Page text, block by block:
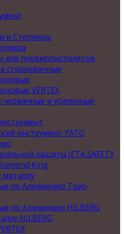
и Степлеры
для пневмопистолетов
страховочные
VERTEX
и усиленные
инструмент YATO
защиты JETA SAFETY
King
по Алюминию Трио
по Алюминию HILBERG
HILBERG